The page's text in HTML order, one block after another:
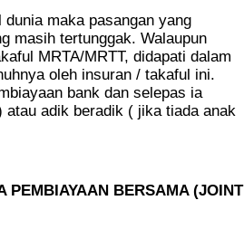
maka pasangan yang
masih tertunggak. Walaupun
MRTA/MRTT, didapati dalam
oleh insuran / takaful ini.
bank dan selepas ia
adik beradik ( jika tiada anak
PEMBIAYAAN BERSAMA (JOINT